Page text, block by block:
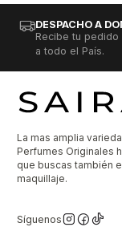
DESPACHO A
Recibe tu pedido
a todo el País.
La mas amplia
Perfumes Originales
que buscas también
maquillaje.
Síguenos